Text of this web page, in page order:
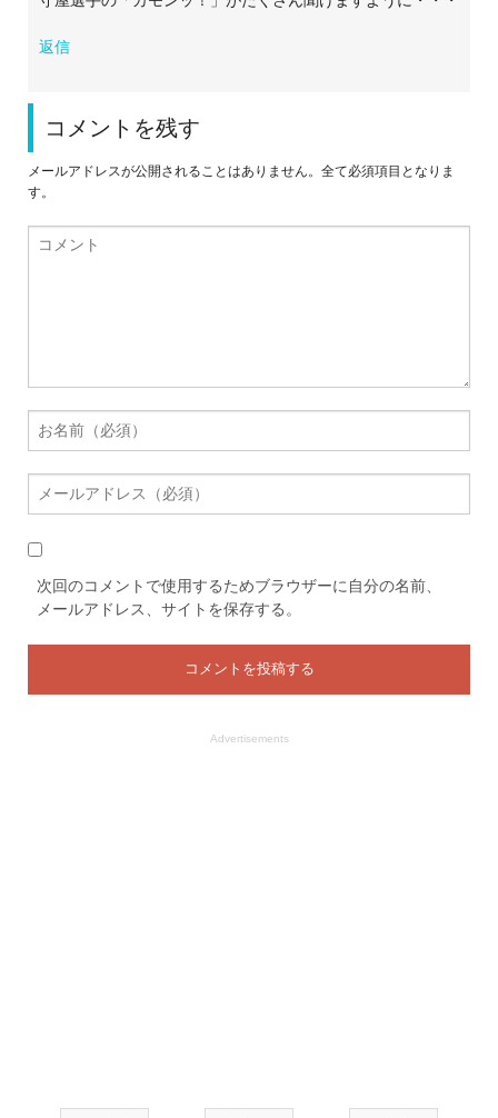
返信
コメントを残す
メールアドレスが公開されることはありません。全て必須項目となりま
す。
次回のコメントで使用するためブラウザーに自分の名前、
メールアドレス、サイトを保存する。
Advertisements